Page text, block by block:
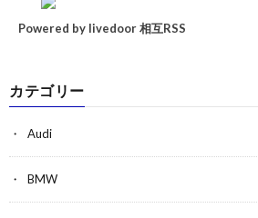
Powered by livedoor 相互RSS
カテゴリー
Audi
BMW